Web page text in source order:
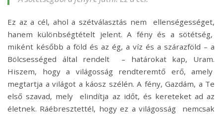
Ez az a cél, ahol a szétválasztás nem ellenségességet,
hanem különbségtételt jelent. A fény és a sötétség,
miként később a föld és az ég, a víz és a szárazföld – a
Bölcsességed által rendelt – határokat kap, Uram.
Hiszem, hogy a világosság rendteremtő erő, amely
megtartja a világot a káosz szélén. A fény, Gazdám, a Te
első szavad, mely elindítja az időt, és kereteket ad az
életnek. Ráébresztettél, hogy ez a világosság nemcsak